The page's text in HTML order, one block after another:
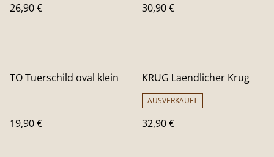
26,90 €
30,90 €
TO Tuerschild oval klein
19,90 €
KRUG Laendlicher Krug
AUSVERKAUFT
32,90 €